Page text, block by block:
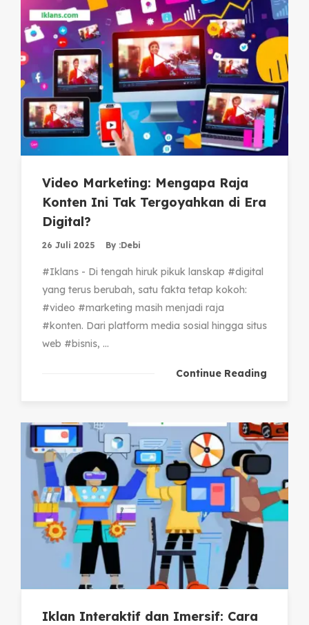
Video Marketing: Mengapa Raja
Konten Ini Tak Tergoyahkan di Era
Digital?
26 Juli 2025 By :Debi
#Iklans - Di tengah hiruk pikuk lanskap #digital
yang terus berubah, satu fakta tetap kokoh:
#video #marketing masih menjadi raja
#konten. Dari platform media sosial hingga situs
web #bisnis, ...
Continue Reading
Iklan Interaktif dan Imersif: Cara